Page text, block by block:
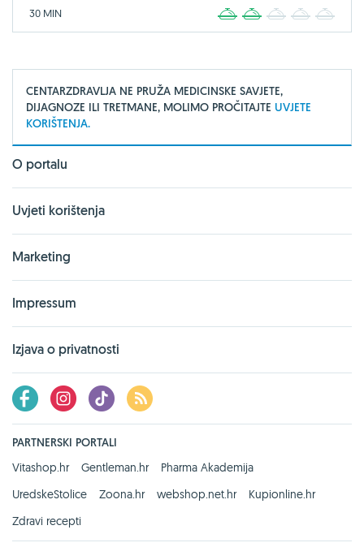
30 MIN 2 3 4
CENTARZDRAVLJA NE PRUŽA MEDICINSKE SAVJETE,
DIJAGNOZE ILI TRETMANE, MOLIMO PROČITAJTE UVJETE
KORIŠTENJA.
O portalu
Uvjeti korištenja
Marketing
Impressum
Izjava o privatnosti
PARTNERSKI PORTALI
Vitashop.hr
Gentleman.hr
Pharma Akademija
UredskeStolice
Zoona.hr webshop.net.hr
Kupionline.hr
Zdravi recepti